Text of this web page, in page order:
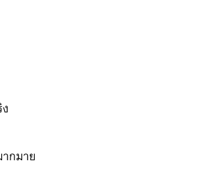
กมาย